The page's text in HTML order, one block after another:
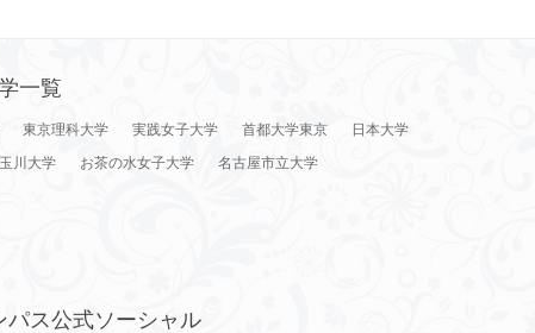
一覧
東京理科大学 実践女子大学 首都大学東京
日本大学
玉川大学 お茶の水女子大学
名古屋市立大学
パス公式ソーシャル